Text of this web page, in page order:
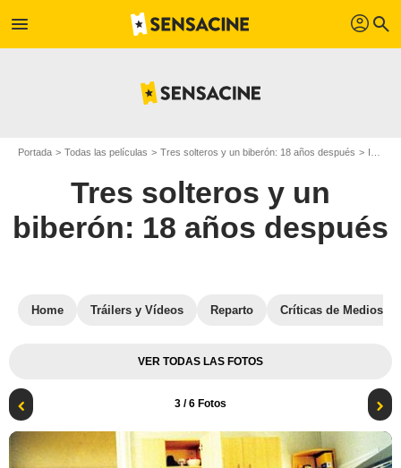
menu profil search
Portada Todas las películas Tres solteros y un biberón: 18 años después Imágenes de la película Tres solteros y un biberón: 18 años después
Tres solteros y un
biberón: 18 años después
Home Tráilers y Vídeos Reparto Críticas de Medios
VER TODAS LAS FOTOS
3 / 6 Fotos